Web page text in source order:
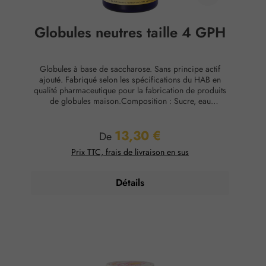
Globules neutres taille 4 GPH
Globules à base de saccharose. Sans principe actif
ajouté. Fabriqué selon les spécifications du HAB en
qualité pharmaceutique pour la fabrication de produits
de globules maison.Composition : Sucre, eau
Prix régulier :
De 13,30 €
Prix TTC, frais de livraison en sus
Détails